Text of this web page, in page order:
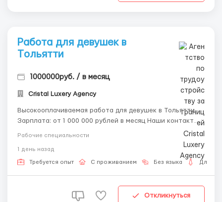
Работа для девушек в
Tольятти
1000000руб. / в месяц
Cristal Luxery Agency
Высокооплачиваемая работа для девушек в Тольятти
Зарплата: от 1 000 000 рублей в месяц Наши контакты:
Telegram: 8-992-208-99-99 @ALENACarat
наш менеджер ответит на все ваши вопросы и развеет
ваши страхи и сомнения. Вы м...
Рабочие специальности
1 день назад
Требуется опыт С проживанием Без языка Для
Откликнуться